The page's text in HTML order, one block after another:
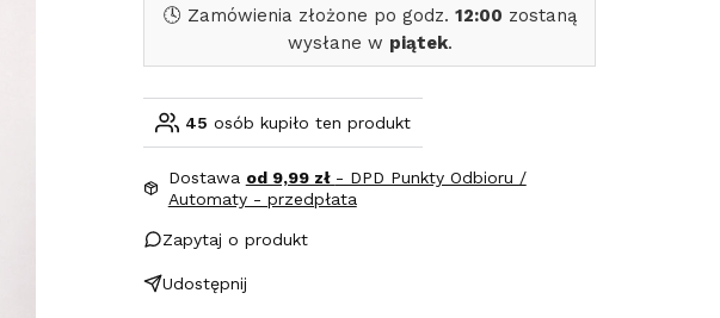
🕓 Zamówienia złożone po godz. 12:00 zostaną
wysłane w piątek.
45 osób kupiło ten produkt
Dostawa od 9,99 zł - DPD Punkty Odbioru /
Automaty - przedpłata
Zapytaj o produkt
Udostępnij